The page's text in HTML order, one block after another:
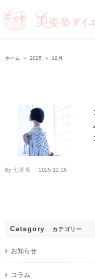
ホーム ＞ 2025 ＞ 12月
By 七瀬 葉 2025-12-26
Category カテゴリー
お知らせ
コラム